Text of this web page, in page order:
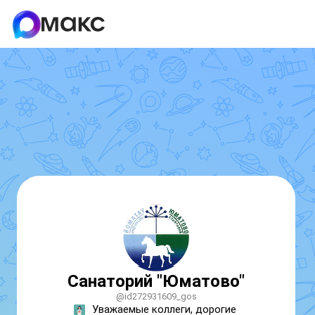
Санаторий "Юматово"
@id272931609_gos
Уважаемые коллеги, дорогие